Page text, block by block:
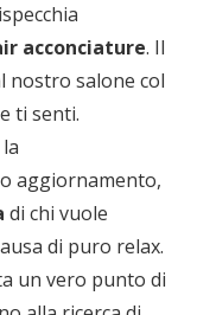
acconciature. Il
nostro salone col
ti senti.
aggiornamento,
di chi vuole
di puro relax.
un vero punto di